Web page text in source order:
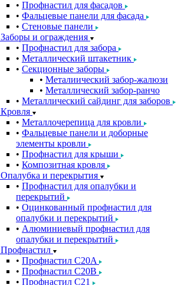
Профнастил для фасадов
Фальцевые панели для фасада
Стеновые панели
Заборы и ограждения
Профнастил для забора
Металлический штакетник
Секционные заборы
Металиический забор-жалюзи
Металлический забор-ранчо
Металлический сайдинг для заборов
Кровля
Металлочерепица для кровли
Фальцевые панели и доборные
элементы кровли
Профнастил для крыши
Композитная кровля
Опалубка и перекрытия
Профнастил для опалубки и
перекрытий
Оцинкованный профнастил для
опалубки и перекрытий
Алюминиевый профнастил для
опалубки и перекрытий
Профнастил
Профнастил С20A
Профнастил С20B
Профнастил С21